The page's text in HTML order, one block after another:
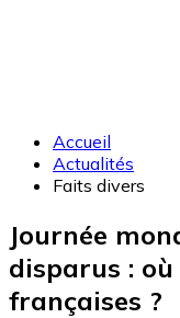
Accueil
Actualités
Faits divers
Journée
disparus :
françaises ?